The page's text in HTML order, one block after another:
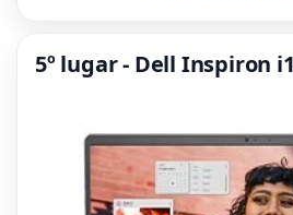
5º lugar - Dell Inspiron